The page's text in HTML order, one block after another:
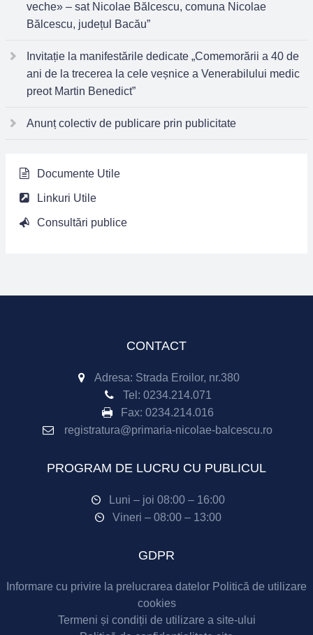
veche» – sat Nicolae Bălcescu, comuna Nicolae
Bălcescu, județul Bacău”
Invitație la manifestările dedicate „Comemorării a 40 de
ani de la trecerea la cele veșnice a Venerabilului medic
preot Martin Benedict”
Anunț colectiv de publicare prin publicitate
Documente Utile
Linkuri Utile
Consultări publice
CONTACT
Adresa: Strada Eroilor, nr.380
Tel: 0234.214.071
Fax: 0234.214.016
registratura@primaria-nicolae-balcescu.ro
PROGRAM DE LUCRU CU PUBLICUL
Luni – joi 08:00 – 16:00
Vineri – 08:00 – 13:00
GDPR
Informare cu privire la prelucrarea datelor Politică de utilizare
cookies
Termeni și condiții de utilizare a site-ului